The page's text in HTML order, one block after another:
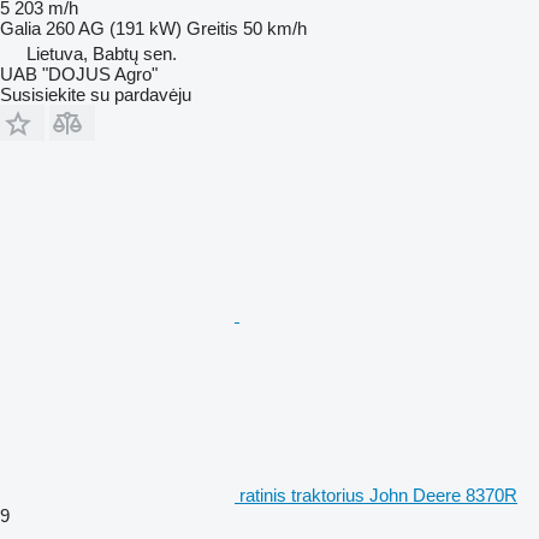
5 203 m/h
Galia 260 AG (191 kW) Greitis 50 km/h
Lietuva, Babtų sen.
UAB "DOJUS Agro"
Susisiekite su pardavėju
ratinis traktorius John Deere 8370R
9